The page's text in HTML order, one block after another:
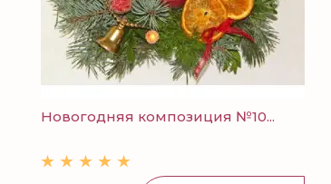
Новогодняя композиция №10...